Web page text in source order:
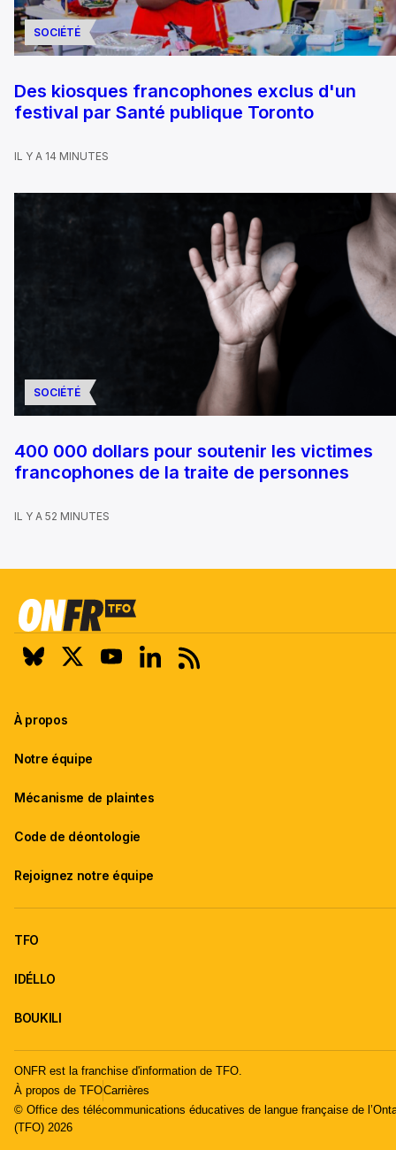
SOCIÉTÉ
Des kiosques francophones exclus d'un
festival par Santé publique Toronto
IL Y A 14 MINUTES
SOCIÉTÉ
400 000 dollars pour soutenir les victimes
francophones de la traite de personnes
IL Y A 52 MINUTES
À propos
Notre équipe
Mécanisme de plaintes
Code de déontologie
Rejoignez notre équipe
TFO
IDÉLLO
BOUKILI
ONFR est la franchise d'information de TFO.
À propos de TFOCarrières
© Office des télécommunications éducatives de langue française de
(TFO) 2026